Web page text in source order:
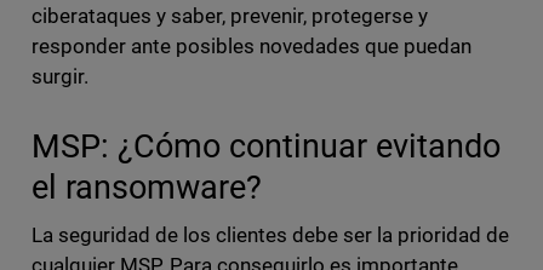
ciberataques y saber, prevenir, protegerse y
responder ante posibles novedades que puedan
surgir.
MSP: ¿Cómo continuar evitando
el ransomware?
La seguridad de los clientes debe ser la prioridad de